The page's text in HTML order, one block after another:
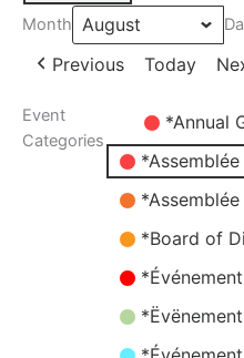
Month
Previous Today
Event
Categories
Untitled
Category
*Annual
*Board of